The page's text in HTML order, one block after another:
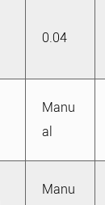
0.04
Manu
al
Manu